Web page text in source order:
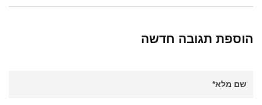
הוספת תגובה חדשה